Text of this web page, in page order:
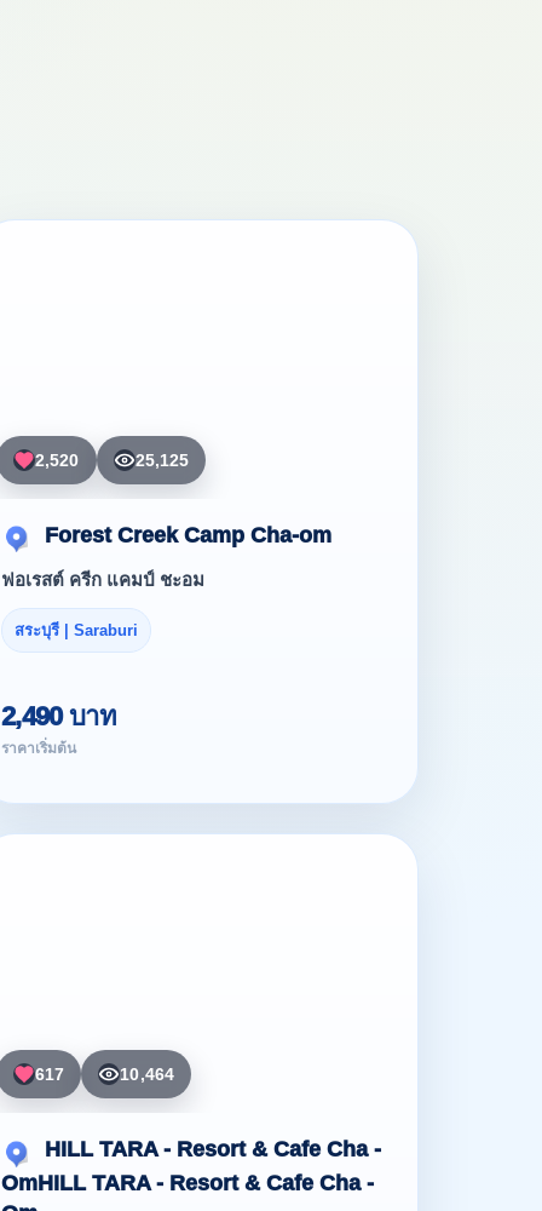
2,520 25,125
Forest Creek Camp Cha-om
ฟอเรสต์ ครีก แคมป์ ชะอม
สระบุรี | Saraburi
2,490 บาท
ราคาเริ่มต้น
617 10,464
HILL TARA - Resort & Cafe Cha -
OmHILL TARA - Resort & Cafe Cha -